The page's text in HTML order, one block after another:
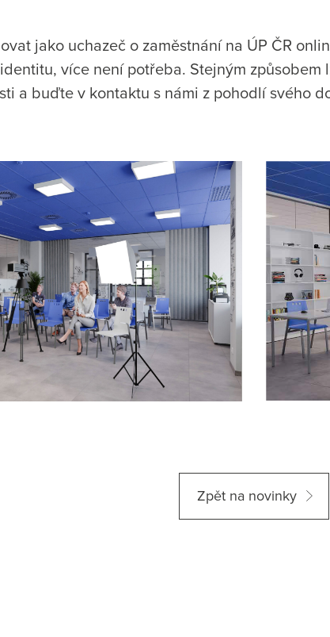
jako uchazeč o zaměstnání na ÚP ČR
více není potřeba. Stejným způsobem
a buďte v kontaktu s námi z pohodlí svého
Zpět na novinky